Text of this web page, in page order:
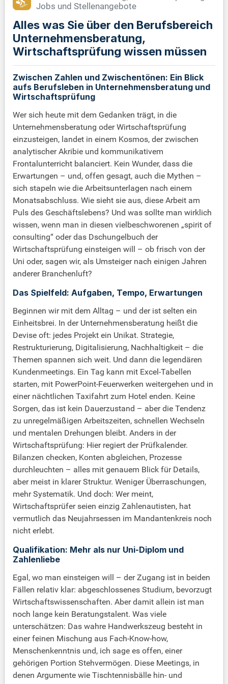
Jobs und Stellenangebote
Alles was Sie über den Berufsbereich
Unternehmensberatung,
Wirtschaftsprüfung wissen müssen
Zwischen Zahlen und Zwischentönen: Ein Blick
aufs Berufsleben in Unternehmensberatung und
Wirtschaftsprüfung
Wer sich heute mit dem Gedanken trägt, in die
Unternehmensberatung oder Wirtschaftsprüfung
einzusteigen, landet in einem Kosmos, der zwischen
analytischer Akribie und kommunikativem
Frontalunterricht balanciert. Kein Wunder, dass die
Erwartungen – und, offen gesagt, auch die Mythen –
sich stapeln wie die Arbeitsunterlagen nach einem
Monatsabschluss. Wie sieht sie aus, diese Arbeit am
Puls des Geschäftslebens? Und was sollte man wirklich
wissen, wenn man in diesen vielbeschworenen „spirit of
consulting“ oder das Dschungelbuch der
Wirtschaftsprüfung einsteigen will – ob frisch von der
Uni oder, sagen wir, als Umsteiger nach einigen Jahren
anderer Branchenluft?
Das Spielfeld: Aufgaben, Tempo, Erwartungen
Beginnen wir mit dem Alltag – und der ist selten ein
Einheitsbrei. In der Unternehmensberatung heißt die
Devise oft: jedes Projekt ein Unikat. Strategie,
Restrukturierung, Digitalisierung, Nachhaltigkeit – die
Themen spannen sich weit. Und dann die legendären
Kundenmeetings. Ein Tag kann mit Excel-Tabellen
starten, mit PowerPoint-Feuerwerken weitergehen und in
einer nächtlichen Taxifahrt zum Hotel enden. Keine
Sorgen, das ist kein Dauerzustand – aber die Tendenz
zu unregelmäßigen Arbeitszeiten, schnellen Wechseln
und mentalen Drehungen bleibt. Anders in der
Wirtschaftsprüfung: Hier regiert der Prüfkalender.
Bilanzen checken, Konten abgleichen, Prozesse
durchleuchten – alles mit genauem Blick für Details,
aber meist in klarer Struktur. Weniger Überraschungen,
mehr Systematik. Und doch: Wer meint,
Wirtschaftsprüfer seien einzig Zahlenautisten, hat
vermutlich das Neujahrsessen im Mandantenkreis noch
nicht erlebt.
Qualifikation: Mehr als nur Uni-Diplom und
Zahlenliebe
Egal, wo man einsteigen will – der Zugang ist in beiden
Fällen relativ klar: abgeschlossenes Studium, bevorzugt
Wirtschaftswissenschaften. Aber damit allein ist man
noch lange kein Beratungstalent. Was viele
unterschätzen: Das wahre Handwerkszeug besteht in
einer feinen Mischung aus Fach-Know-how,
Menschenkenntnis und, ich sage es offen, einer
gehörigen Portion Stehvermögen. Diese Meetings, in
denen Argumente wie Tischtennisbälle hin- und